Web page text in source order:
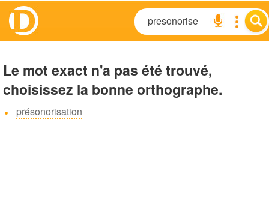
Le mot exact n'a pas été trouvé,
choisissez la bonne orthographe.
présonorisation